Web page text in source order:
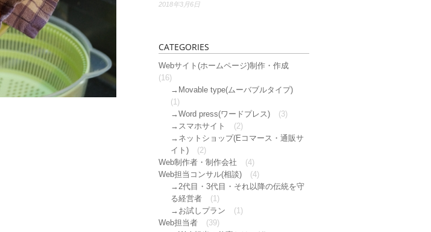
2018年3月6日
CATEGORIES
Webサイト(ホームページ)制作・作成
(16)
Movable type(ムーバブルタイプ)
(1)
Word press(ワードプレス)
(3)
スマホサイト
(2)
ネットショップ(Eコマース・通販サ
イト)
(2)
Web制作者・制作会社
(4)
Web担当コンサル(相談)
(4)
2代目・3代目・それ以降の伝統を守
る経営者
(1)
お試しプラン
(1)
Web担当者
(39)